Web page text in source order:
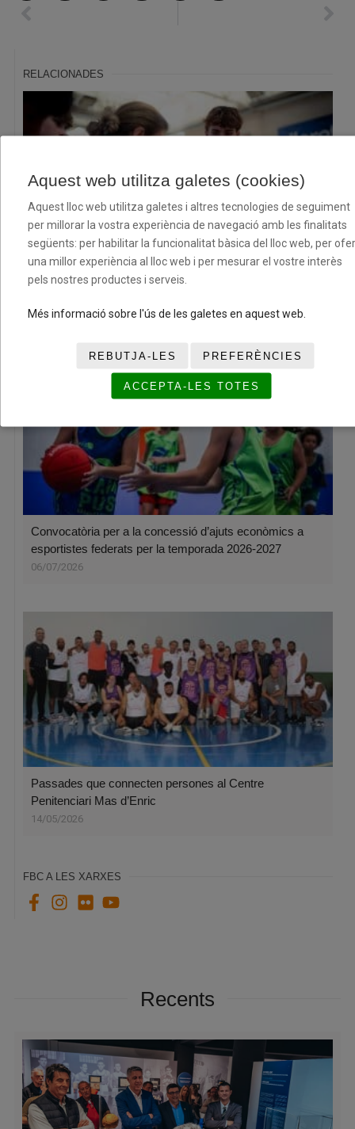
RELACIONADES
El XII Torneig Cloenda consolida la seva aposta pel
bàsquet base amb dos caps de setmana plens d’esport i
08/07/2026
Convocatòria per a la concessió d’ajuts econòmics a
esportistes federats per la temporada 2026-2027
06/07/2026
Passades que connecten persones al Centre
Penitenciari Mas d’Enric
14/05/2026
FBC A LES XARXES
Recents
Aquest web utilitza galetes (cookies)
Aquest lloc web utilitza galetes i altres tecnologies de seguiment
per millorar la vostra experiència de navegació amb les finalitats
següents: per habilitar la funcionalitat bàsica del lloc web, per
una millor experiència al lloc web i per mesurar el vostre interès
pels nostres productes i serveis.
Més informació sobre l'ús de les galetes en aquest web.
REBUTJA-LES PREFERÈNCIES
ACCEPTA-LES TOTES